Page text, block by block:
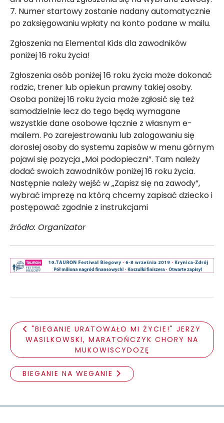
7. Numer startowy zostanie nadany automatycznie
po zaksięgowaniu wpłaty na konto podane w mailu.
Zgłoszenia na Elemental Kids dla zawodników
poniżej 16 roku życia!
Zgłoszenia osób poniżej 16 roku życia może dokonać
rodzic, trener lub opiekun prawny takiej osoby.
Osoba poniżej 16 roku życia może zgłosić się też
samodzielnie lecz do tego będą wymagane
wszystkie dane osobowe łącznie z własnym e-
mailem. Po zarejestrowaniu lub zalogowaniu się
dorosłej osoby do systemu zapisów w menu górnym
pojawi się pozycja „Moi podopieczni”. Tam należy
dodać swoich zawodników poniżej 16 roku życia.
Następnie należy wejść w „Zapisz się na zawody”,
wybrać imprezę na którą chcemy zapisać dziecko i
postępować zgodnie z instrukcjami
źródło: Organizator
"BIEGANIE URATOWAŁO MI ŻYCIE!" JERZY
WASILKOWSKI, MARATOŃCZYK CHORY NA
MUKOWISCYDOZĘ
BIEGANIE NA WEGANIE